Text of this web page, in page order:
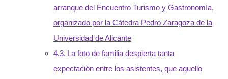
arranque del Encuentro Turismo y Gastronomía,
organizado por la Cátedra Pedro Zaragoza de la
Universidad de Alicante
La foto de familia despierta tanta
expectación entre los asistentes, que aquello